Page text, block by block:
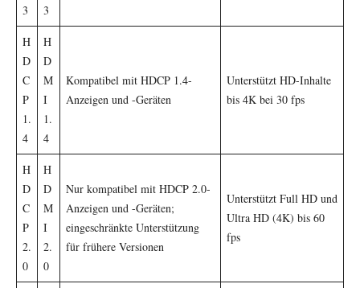
3
3
H
D
C
P
1.
4
H
D
M
I
1.
4
Kompatibel mit HDCP 1.4-
Anzeigen und -Geräten
Unterstützt HD-Inhalte
bis 4K bei 30 fps
H
D
C
P
2.
0
H
D
M
I
2.
0
Nur kompatibel mit HDCP 2.0-
Anzeigen und -Geräten;
eingeschränkte Unterstützung
für frühere Versionen
Unterstützt Full HD und
Ultra HD (4K) bis 60
fps